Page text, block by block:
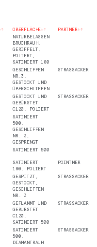
↑ OBERFLÄCHE↓↑ PARTNER↓↑
NATURBELASSEN
BRUCHRAUH,
GERIFFELT,
POLIERT,
SATINIERT 180
GESCHLIFFEN
NR.3,
GESTOCKT UND
ÜBERSCHLIFFEN
STRASSACKER
GESTOCKT UND
GEBÜRSTET
C120, POLIERT
STRASSACKER
SATINIERT
500,
GESCHLIFFEN
NR. 3,
GESPRENGT
SATINIERT 500
SATINIERT
180, POLIERT
POINTNER
GESPITZT,
GESTOCKT,
GESCHLIFFEN
NR. 3
STRASSACKER
GEFLAMMT UND
GEBÜRSTET
C120,
SATINIERT 500
STRASSACKER
SATINIERT
500,
DIAMANTRAUH
STRASSACKER